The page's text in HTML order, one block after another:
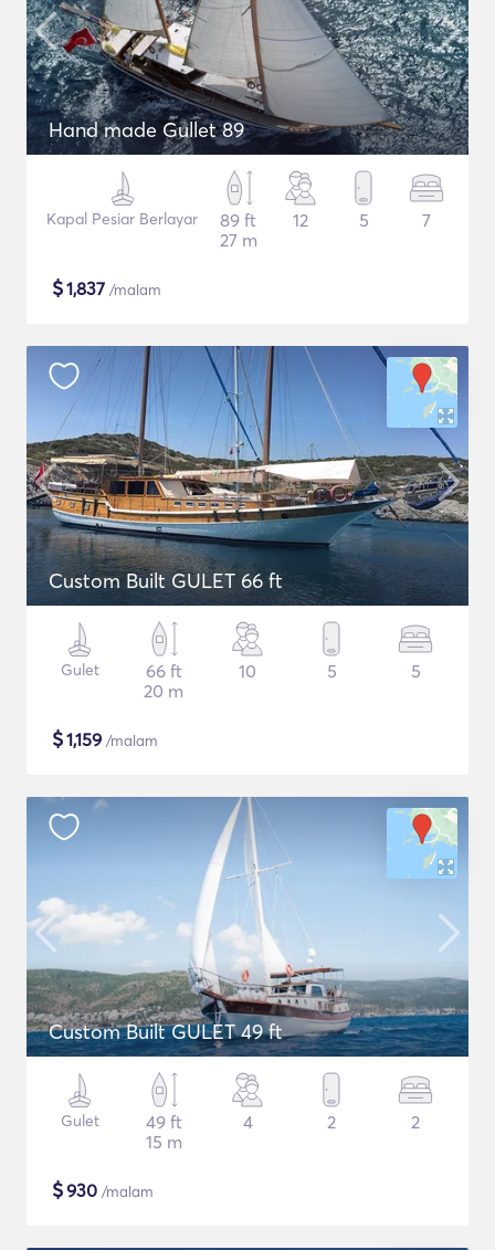
Hand made Gullet 89
Kapal Pesiar Berlayar
89 ft
27 m
12 5 7
$1,837 /malam
Custom Built GULET 66 ft
Gulet
66 ft
20 m
10 5 5
$1,159 /malam
Custom Built GULET 49 ft
Gulet
49 ft
15 m
4 2 2
$930 /malam